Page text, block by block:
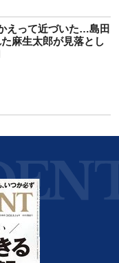
えって近づいた…島田
麻生太郎が見落とし